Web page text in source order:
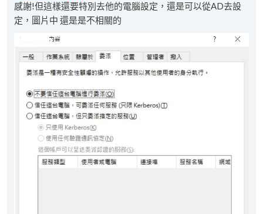
感謝!但這樣還要特別去他的電腦設定，還是可以從AD去設
定，圖片中 還是是不相關的